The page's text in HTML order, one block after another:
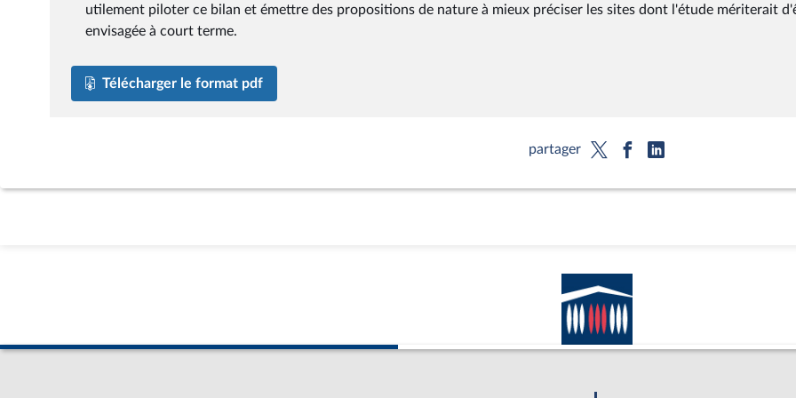
utilement piloter ce bilan et émettre des propositions de nature à mieux préciser les sites dont l'étude mériterait
envisagée à court terme.
Télécharger le format pdf
partager